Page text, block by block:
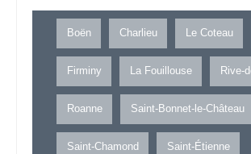
Boën Charlieu Le Coteau
Firminy La Fouillouse Rive-
Roanne Saint-Bonnet-le-Château
Saint-Chamond Saint-Étienne